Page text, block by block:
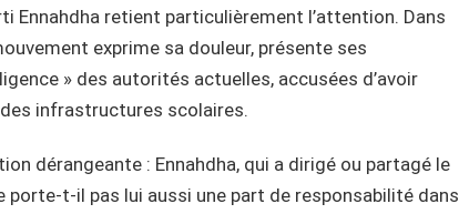
Ennahdha retient particulièrement l’attention. Dans
exprime sa douleur, présente ses
» des autorités actuelles, accusées d’avoir
infrastructures scolaires.
dérangeante : Ennahdha, qui a dirigé ou partagé le
porte-t-il pas lui aussi une part de responsabilité dans